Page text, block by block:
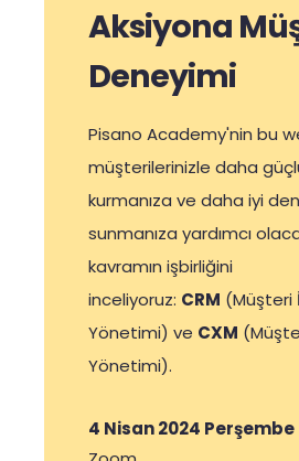
Aksiyona
Deneyimi
Pisano Academy'nin bu
müşterilerinizle daha
kurmanıza ve daha iyi
sunmanıza yardımcı
kavramın işbirliğini
inceliyoruz: CRM (Müşteri
Yönetimi) ve CXM
Yönetimi).
4 Nisan 2024 Perşembe